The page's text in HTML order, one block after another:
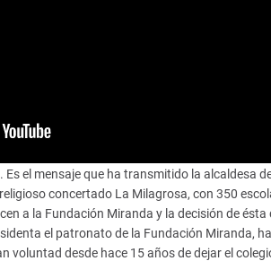
el mensaje que ha transmitido la alcaldesa
concertado La Milagrosa, con 350
a la Fundación Miranda y la decisión de
el patronato de la Fundación Miranda,
voluntad desde hace 15 años de dejar el